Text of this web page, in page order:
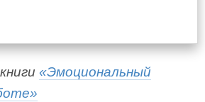
«Эмоциональный